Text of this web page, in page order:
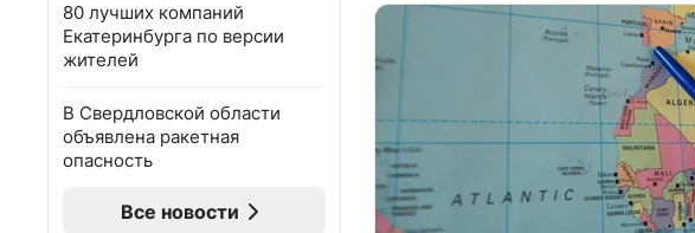
80 лучших компаний
Екатеринбурга по версии
жителей
В Свердловской области
объявлена ракетная
опасность
Все новости